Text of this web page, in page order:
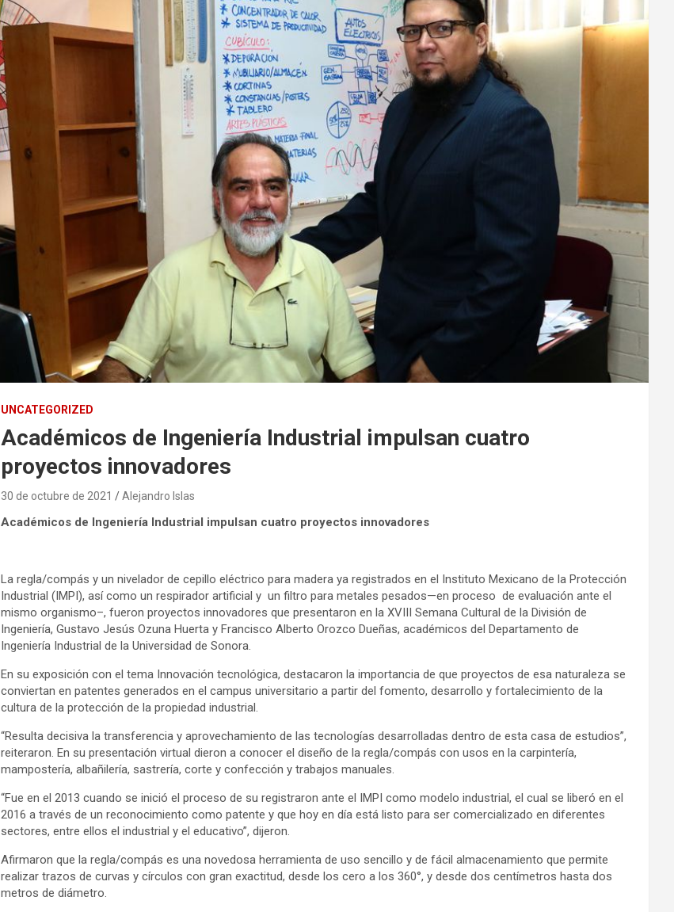
UNCATEGORIZED
Académicos de Ingeniería Industrial impulsan cuatro
proyectos innovadores
30 de octubre de 2021 Alejandro Islas
Académicos de Ingeniería Industrial impulsan cuatro proyectos innovadores
La regla/compás y un nivelador de cepillo eléctrico para madera ya registrados en el Instituto Mexicano de la Protección
Industrial (IMPI), así como un respirador artificial y un filtro para metales pesados—en proceso de evaluación ante el
mismo organismo–, fueron proyectos innovadores que presentaron en la XVIII Semana Cultural de la División de
Ingeniería, Gustavo Jesús Ozuna Huerta y Francisco Alberto Orozco Dueñas, académicos del Departamento de
Ingeniería Industrial de la Universidad de Sonora.
En su exposición con el tema Innovación tecnológica, destacaron la importancia de que proyectos de esa naturaleza se
conviertan en patentes generados en el campus universitario a partir del fomento, desarrollo y fortalecimiento de la
cultura de la protección de la propiedad industrial.
“Resulta decisiva la transferencia y aprovechamiento de las tecnologías desarrolladas dentro de esta casa de estudios”,
reiteraron. En su presentación virtual dieron a conocer el diseño de la regla/compás con usos en la carpintería,
mampostería, albañilería, sastrería, corte y confección y trabajos manuales.
“Fue en el 2013 cuando se inició el proceso de su registraron ante el IMPI como modelo industrial, el cual se liberó en el
2016 a través de un reconocimiento como patente y que hoy en día está listo para ser comercializado en diferentes
sectores, entre ellos el industrial y el educativo”, dijeron.
Afirmaron que la regla/compás es una novedosa herramienta de uso sencillo y de fácil almacenamiento que permite
realizar trazos de curvas y círculos con gran exactitud, desde los cero a los 360°, y desde dos centímetros hasta dos
metros de diámetro.